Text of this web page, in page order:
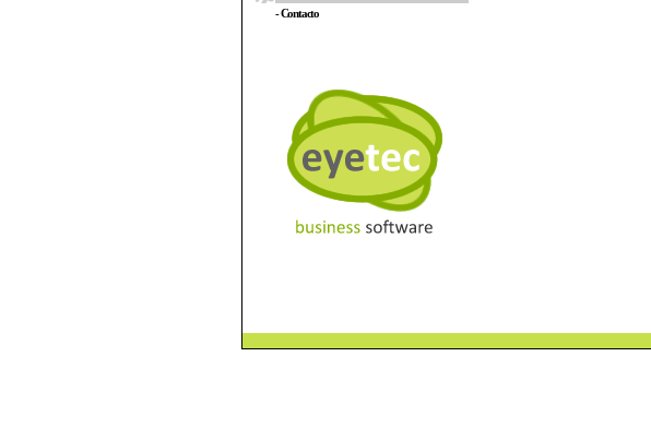
- Contacto